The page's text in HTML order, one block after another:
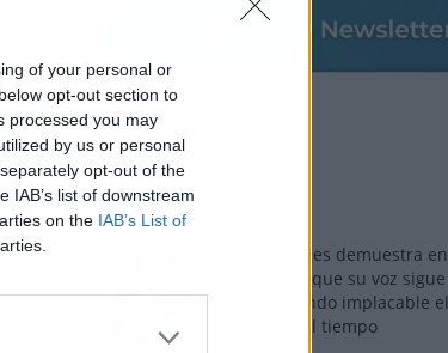
of your personal or
opt-out section to
processed you may
by us or personal
opt-out of the
IAB’s list of downstream
on the IAB’s List of
Los más vistos
Tom Jones demuestra en
Madrid que su voz sigue
desafiando implacable el
paso del tiempo